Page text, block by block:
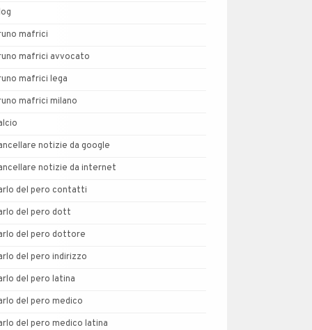
mafrici
mafrici avvocato
mafrici lega
mafrici milano
notizie da google
notizie da internet
del pero contatti
del pero dott
del pero dottore
del pero indirizzo
del pero latina
del pero medico
del pero medico latina